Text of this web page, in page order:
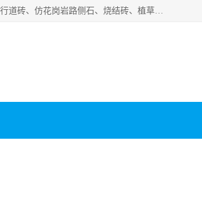
邯郸市宝满建材有限公司专业生产各种水泥预制件，包括仿花岗岩路面砖、仿花岗岩人行道砖、仿花岗岩路侧石、烧结砖、植草砖、码头砖连锁块、仿花岗岩路侧石、沙井盖、水泥盖板等各种水泥制品